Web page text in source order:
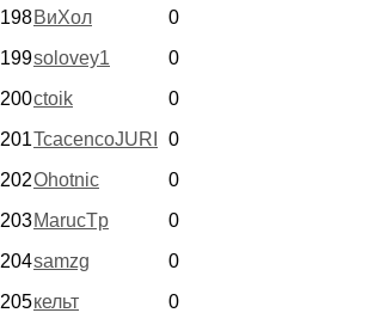
198ВиХол
0
199solovey1
0
200ctoik
0
201TcacencoJURI
0
202Ohotnic
0
203MarucTp
0
204samzg
0
205кельт
0